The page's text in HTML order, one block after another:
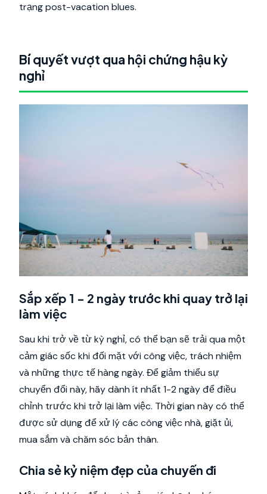
trạng post-vacation blues.
Bí quyết vượt qua hội chứng hậu kỳ
nghỉ
Sắp xếp 1 - 2 ngày trước khi quay trở lại
làm việc
Sau khi trở về từ kỳ nghỉ, có thể bạn sẽ trải qua một
cảm giác sốc khi đối mặt với công việc, trách nhiệm
và những thực tế hàng ngày. Để giảm thiểu sự
chuyển đổi này, hãy dành ít nhất 1-2 ngày để điều
chỉnh trước khi trở lại làm việc. Thời gian này có thể
được sử dụng để xử lý các công việc nhà, giặt ủi,
mua sắm và chăm sóc bản thân.
Chia sẻ kỷ niệm đẹp của chuyến đi